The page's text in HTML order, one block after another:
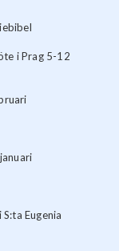
i Prag 5-12
Eugenia